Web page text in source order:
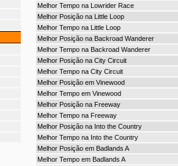
Melhor Tempo na Lowrider Race
Melhor Posição na Little Loop
Melhor Tempo na Little Loop
Melhor Posição na Backroad Wanderer
Melhor Tempo na Backroad Wanderer
Melhor Posição na City Circuit
Melhor Tempo na City Circuit
Melhor Posição em Vinewood
Melhor Tempo em Vinewood
Melhor Posição na Freeway
Melhor Tempo na Freeway
Melhor Posição na Into the Country
Melhor Tempo na Into the Country
Melhor Posição em Badlands A
Melhor Tempo em Badlands A